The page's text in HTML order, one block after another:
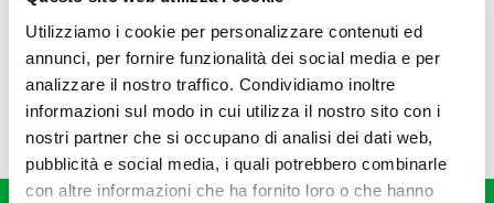
Utilizziamo i cookie per personalizzare contenuti ed
annunci, per fornire funzionalità dei social media e per
analizzare il nostro traffico. Condividiamo inoltre
informazioni sul modo in cui utilizza il nostro sito con i
nostri partner che si occupano di analisi dei dati web,
pubblicità e social media, i quali potrebbero combinarle
con altre informazioni che ha fornito loro o che hanno